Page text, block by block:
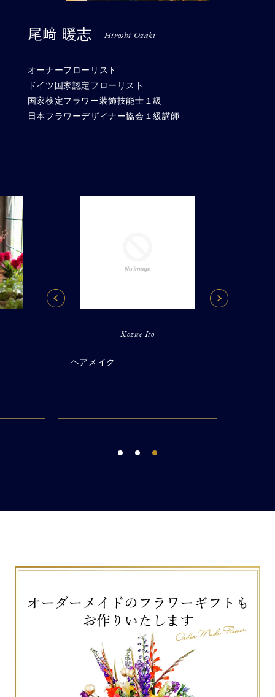
尾﨑 暖志 Hiroshi Ozaki
オーナーフローリスト
ドイツ国家認定フローリスト
国家検定フラワー装飾技能士１級
日本フラワーデザイナー協会１級講師
Kozue Ito
ヘアメイク